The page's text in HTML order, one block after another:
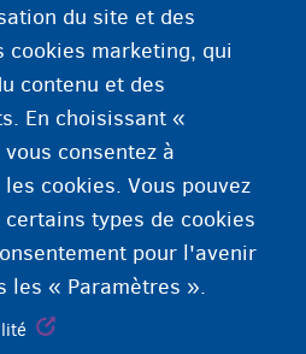
du site et des
cookies marketing, qui
contenu et des
En choisissant «
vous consentez à
cookies. Vous pouvez
types de cookies
pour l'avenir
les « Paramètres ».